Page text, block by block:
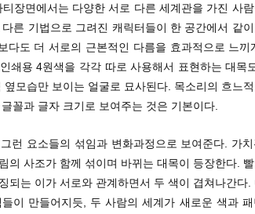
장면에서는 다양한 서로 다른 세계관을 가진 사
른 기법으로 그려진 캐릭터들이 한 공간에서 같
다도 더 서로의 근본적인 다름을 효과적으로 느끼
쇄용 4원색을 각각 따로 사용해서 표현하는 대목
모습만 보이는 얼굴로 묘사된다. 목소리의 흐느
꼴과 글자 크기로 보여주는 것은 기본이다.
런 요소들의 섞임과 변화과정으로 보여준다. 가
의 사조가 함께 섞이며 바뀌는 대목이 등장한다.
되는 이가 서로와 관계하면서 두 색이 겹쳐나간다.
이 만들어지듯, 두 사람의 세계가 새로운 색과